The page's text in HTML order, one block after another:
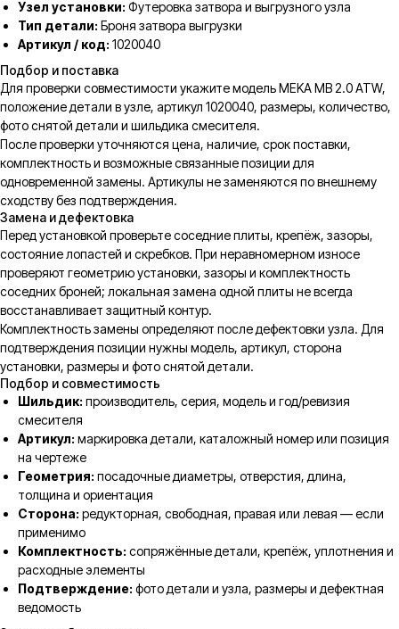
Узел установки: Футеровка затвора и выгрузного узла
Тип детали: Броня затвора выгрузки
Артикул / код: 1020040
Подбор и поставка
Для проверки совместимости укажите модель MEKA MB 2.0 ATW,
положение детали в узле, артикул 1020040, размеры, количество,
фото снятой детали и шильдика смесителя.
После проверки уточняются цена, наличие, срок поставки,
комплектность и возможные связанные позиции для
одновременной замены. Артикулы не заменяются по внешнему
сходству без подтверждения.
Замена и дефектовка
Перед установкой проверьте соседние плиты, крепёж, зазоры,
состояние лопастей и скребков. При неравномерном износе
проверяют геометрию установки, зазоры и комплектность
соседних броней; локальная замена одной плиты не всегда
восстанавливает защитный контур.
Комплектность замены определяют после дефектовки узла. Для
подтверждения позиции нужны модель, артикул, сторона
установки, размеры и фото снятой детали.
Подбор и совместимость
Шильдик: производитель, серия, модель и год/ревизия
смесителя
Артикул: маркировка детали, каталожный номер или позиция
на чертеже
Геометрия: посадочные диаметры, отверстия, длина,
толщина и ориентация
Сторона: редукторная, свободная, правая или левая — если
применимо
Комплектность: сопряжённые детали, крепёж, уплотнения и
расходные элементы
Подтверждение: фото детали и узла, размеры и дефектная
ведомость